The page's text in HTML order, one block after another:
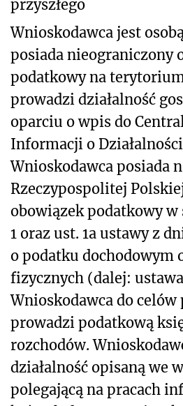
przyszłego
Wnioskodawca jest
posiada nieograniczony
podatkowy na
prowadzi działalność
oparciu o wpis do
Informacji o
Wnioskodawca posiada
Rzeczypospolitej
obowiązek podatkowy w
1 oraz ust. 1a ustawy z
o podatku dochodowym
fizycznych (dalej:
Wnioskodawca do
prowadzi podatkową
rozchodów.
działalność opisaną we
polegającą na pracach